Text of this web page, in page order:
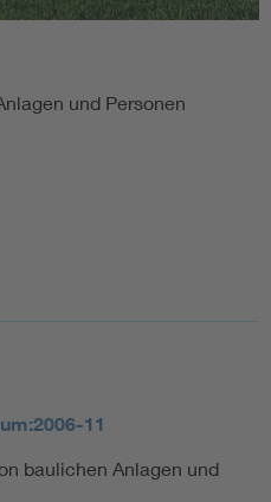
Kontext der Normung
der Übersicht
und Personen
11
baulichen Anlagen und